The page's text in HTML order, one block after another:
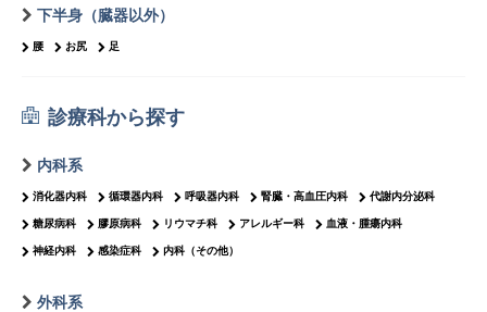
下半身（臓器以外）
腰 お尻 足
診療科から探す
内科系
消化器内科 循環器内科 呼吸器内科 腎臓・高血圧内科 代謝内分泌科
糖尿病科 膠原病科 リウマチ科 アレルギー科 血液・腫瘍内科
神経内科 感染症科 内科（その他）
外科系